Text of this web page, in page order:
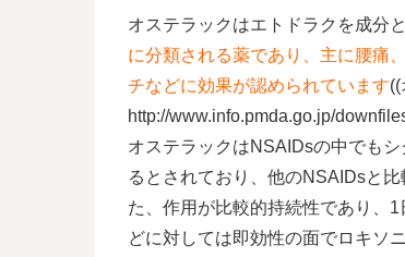
オステラックはエトドラクを成分
に分類される薬であり、主に腰痛
チなどに効果が認められています
http://www.info.pmda.go.jp/
オステラックはNSAIDsの中でも
るとされており、他のNSAIDsと
た、作用が比較的持続性であり、
どに対しては即効性の面でロキソ